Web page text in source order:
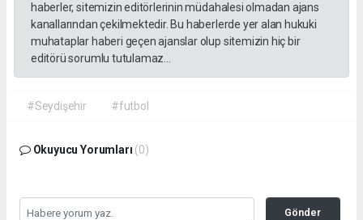
haberler, sitemizin editörlerinin müdahalesi olmadan ajans
kanallarından çekilmektedir. Bu haberlerde yer alan hukuki
muhataplar haberi geçen ajanslar olup sitemizin hiç bir
editörü sorumlu tutulamaz...
#Seydişehir #futbol
Okuyucu Yorumları (0)
Gönder